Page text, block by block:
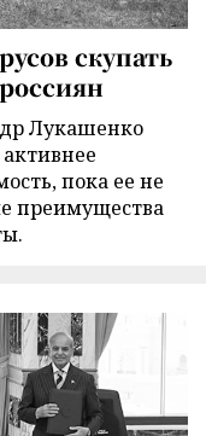
скупать
Лукашенко
пока ее не
преимущества